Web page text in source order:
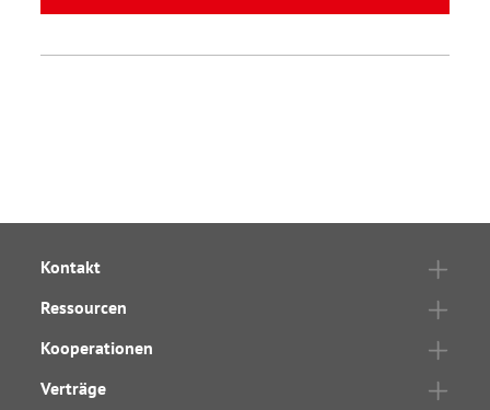
Kontakt
Ressourcen
Kooperationen
Verträge